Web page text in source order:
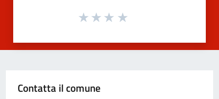
Contatta il comune